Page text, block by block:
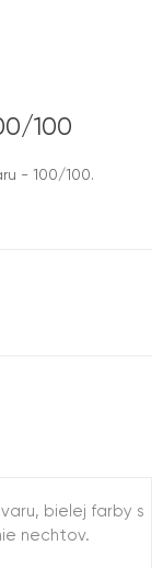
100
- 100/100.
bielej farby s
nechtov.